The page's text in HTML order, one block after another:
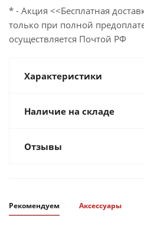
* - Акция <<Бесплатная
только при полной
осуществляется Почтой РФ
Характеристики
Наличие на складе
Отзывы
Рекомендуем Аксессуары